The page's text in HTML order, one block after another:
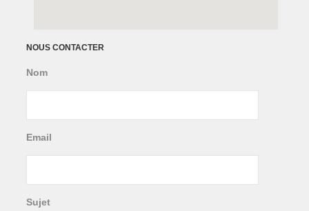
NOUS CONTACTER
Nom
Email
Sujet